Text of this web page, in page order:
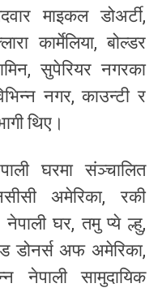
माइकल डोअर्टी,
कार्मेलिया, बोल्डर
सुपेरियर नगरका
नगर, काउन्टी र
थिए।
घरमा संञ्चालित
अमेरिका, रकी
घर, तमु प्ये ल्हु,
डोनर्स अफ अमेरिका,
नेपाली सामुदायिक